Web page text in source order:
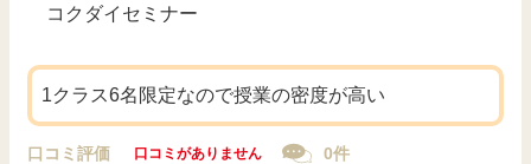
コクダイセミナー
1クラス6名限定なので授業の密度が高い
口コミ評価 口コミがありません 0件